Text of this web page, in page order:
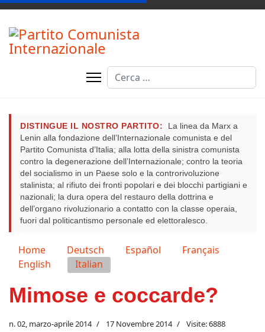
Cerca
DISTINGUE IL NOSTRO PARTITO:
La linea da Marx a
Lenin alla fondazione dell’Internazionale comunista e del
Partito Comunista d’Italia; alla lotta della sinistra comunista
contro la degenerazione dell’Internazionale; contro la teoria
del socialismo in un Paese solo e la controrivoluzione
stalinista; al rifiuto dei fronti popolari e dei blocchi partigiani e
nazionali; la dura opera del restauro della dottrina e
dell’organo rivoluzionario a contatto con la classe operaia,
fuori dal politicantismo personale ed elettoralesco.
Seleziona la tua lingua
Home Deutsch Español
Français
English
Italian
Mimose e coccarde?
n. 02, marzo-aprile 2014 17 Novembre 2014 Visite: 6888